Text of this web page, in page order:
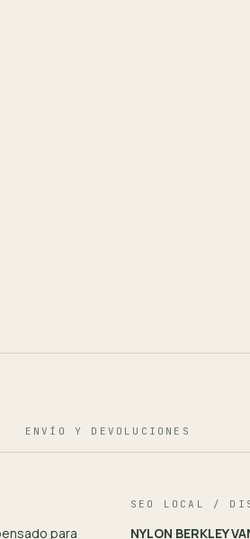
ENVÍO Y DEVOLUCIONES
para
SEO LOCAL /
NYLON BERKLEY